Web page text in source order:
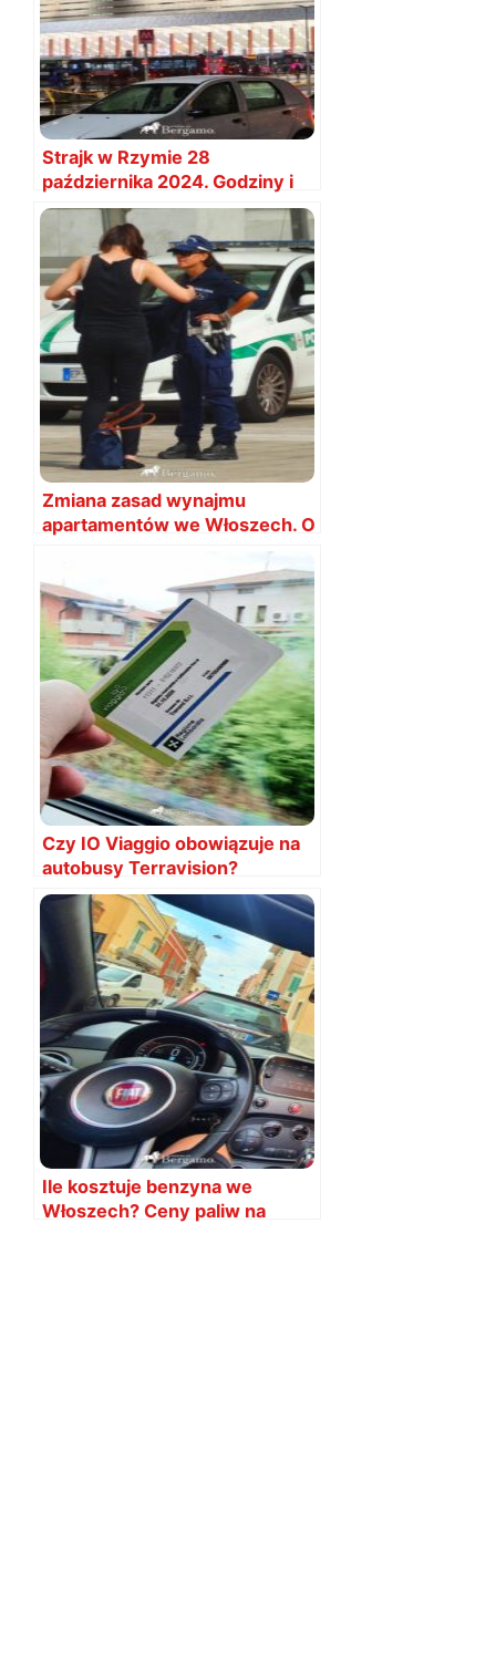
Strajk w Rzymie 28
października 2024. Godziny i
utrudnienia
Zmiana zasad wynajmu
apartamentów we Włoszech. O
Czy IO Viaggio obowiązuje na
autobusy Terravision?
Ile kosztuje benzyna we
Włoszech? Ceny paliw na